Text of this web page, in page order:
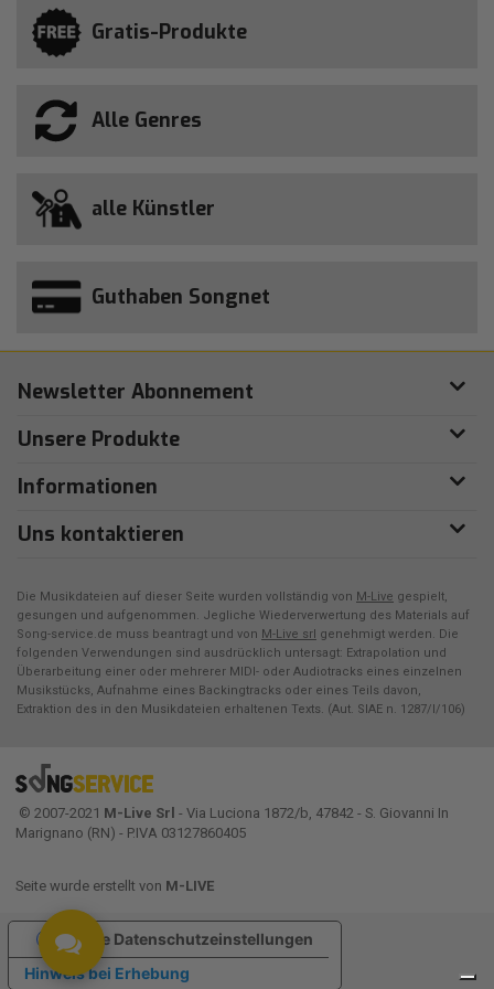
Gratis-Produkte
Alle Genres
alle Künstler
Guthaben Songnet
Newsletter Abonnement
Unsere Produkte
Informationen
Uns kontaktieren
Die Musikdateien auf dieser Seite wurden vollständig von M-Live gespielt,
gesungen und aufgenommen. Jegliche Wiederverwertung des Materials auf
Song-service.de muss beantragt und von M-Live srl genehmigt werden. Die
folgenden Verwendungen sind ausdrücklich untersagt: Extrapolation und
Überarbeitung einer oder mehrerer MIDI- oder Audiotracks eines einzelnen
Musikstücks, Aufnahme eines Backingtracks oder eines Teils davon,
Extraktion des in den Musikdateien erhaltenen Texts. (Aut. SIAE n. 1287/I/106)
© 2007-2021 M-Live Srl - Via Luciona 1872/b, 47842 - S. Giovanni In
Marignano (RN) - P.IVA 03127860405
Seite wurde erstellt von M-LIVE
Hinweis bei Erhebung
Ihre Datenschutzeinstellungen